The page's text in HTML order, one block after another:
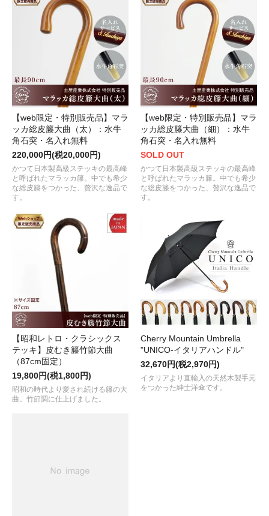
【web限定・特別販売品】マラ
ッカ総皮籐大曲（太）：水牛
角石突・名入れ無料
220,000円(税20,000円)
かつて日本製高級ステッキの最高峰
と呼ばれたマラッカ籐。中でも希少
な総皮籐をつかった、贅沢な逸品で
す。
【web限定・特別販売品】マラ
ッカ総皮籐大曲（細）：水牛
角石突・名入れ無料
SOLD OUT
かつて日本製高級ステッキの最高峰
と呼ばれたマラッカ籐。中でも希少
な総皮籐をつかった、贅沢な逸品で
す。
【昭和レトロ・クラシックス
テッキ】皮むき籐竹節大曲
（87cm固定）
19,800円(税1,800円)
昭和の時代より愛され続ける籐の大
曲。竹節調に仕上げました。
Cherry Mountain Umbrella
"UNICO-イタリアハンドル"
32,670円(税2,970円)
イタリアより直輸入の天然木製手元
をつかった紳士洋傘です。